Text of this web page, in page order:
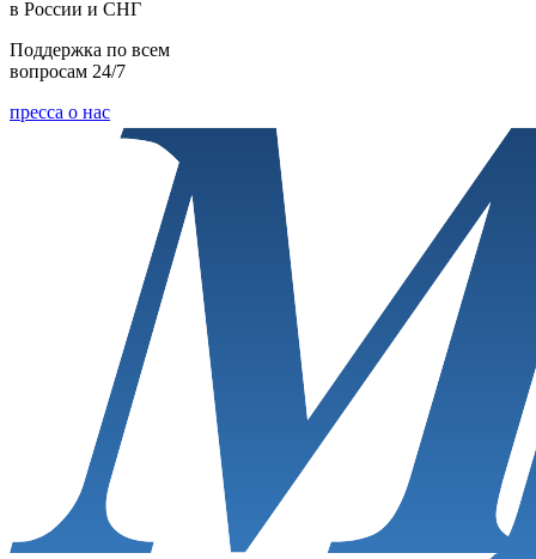
в России и СНГ
Поддержка по всем
вопросам 24/7
пресса о нас